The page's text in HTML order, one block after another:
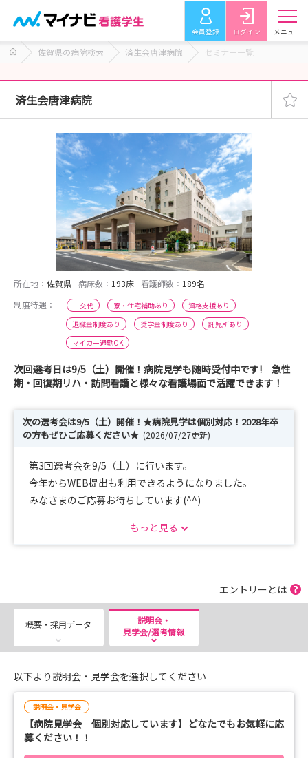
会員登録 ログイン メニュー
佐賀県の病院検索 済生会唐津病院 セミナー一覧
済生会唐津病院
所在地： 佐賀県 病床数： 193床 看護師数： 189名
制度待遇：
二交代 寮・住宅補助あり
資格支援あり
退職金制度あり
奨学金制度あり
託児所あり
マイカー通勤OK
次回選考日は9/5（土）開催！病院見学も随時受付中です! 急性
期・回復期リハ・訪問看護と様々な看護場面で活躍できます！
次の選考会は9/5（土）開催！★病院見学は個別対応！2028年卒
の方もぜひご応募ください★ (2026/07/27更新)
第3回選考会を9/5（土）に行います。
今年からWEB提出も利用できるようになりました。
みなさまのご応募お待ちしています(^^)
ご応募を悩まれている方は、ぜひ一度実際の雰囲気や働く
2028年卒の学生さんの見学も大歓迎！夏休みを利用し
て、ぜひご来院ください。
気になることがあれば、何でも聞いてくださいね!(^^)!
もっと見る
エントリーとは
概要・採用データ
説明会・
見学会/選考情報
以下より説明会・見学会を選択してください
説明会・見学会
【病院見学会 個別対応しています】どなたでもお気軽に応
募ください！！